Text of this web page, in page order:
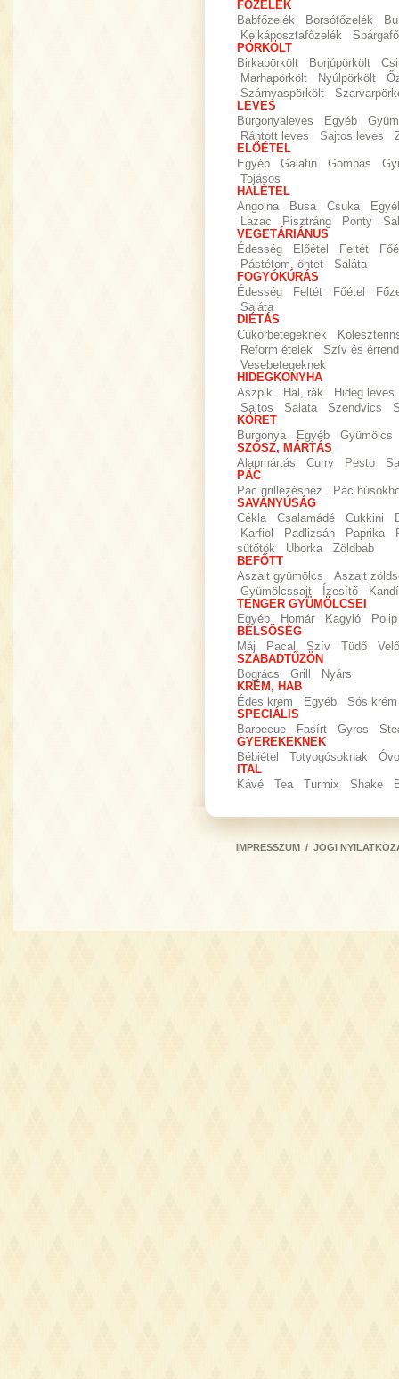
FŐZELÉK
Babfőzelék
Borsófőzelék
Kelkáposztafőzelék
PÖRKÖLT
Birkapörkölt
Borjúpörkölt
Marhapörkölt
Nyúlpörkölt
Szárnyaspörkölt
LEVES
Burgonyaleves
Egyéb
Rántott leves
Sajtos leves
ELŐÉTEL
Egyéb
Galatin Gombás
Tojásos
HALÉTEL
Angolna
Busa Csuka
Lazac
Pisztráng Ponty
VEGETÁRIÁNUS
Édesség
Előétel Feltét
Pástétom, öntet
Saláta
FOGYÓKÚRÁS
Édesség
Feltét Főétel
Saláta
DIÉTÁS
Cukorbetegeknek
Reform ételek
Szív és
Vesebetegeknek
HIDEGKONYHA
Aszpik
Hal, rák
Hideg leves
Sajtos
Saláta Szendvics
KÖRET
Burgonya
Egyéb
Gyümölcs
SZÓSZ, MÁRTÁS
Alapmártás
Curry Pesto
PÁC
Pác grillezéshez
Pác
SAVANYÚSÁG
Cékla
Csalamádé Cukkini
Karfiol
Padlizsán Paprika
sütőtök
Uborka
Zöldbab
BEFŐTT
Aszalt gyümölcs
Aszalt
Gyümölcssajt
Ízesítő
TENGER GYÜMÖLCSEI
Egyéb
Homár Kagyló
Polip
BELSŐSÉG
Máj
Pacal Szív Tüdő
Velő
SZABADTŰZÖN
Bogrács
Grill
Nyárs
KRÉM, HAB
Édes krém
Egyéb
Sós krém
SPECIÁLIS
Barbecue
Fasírt Gyros
GYEREKEKNEK
Bébiétel
Totyogósoknak
ITAL
Kávé
Tea Turmix Shake
IMPRESSZUM / JOGI